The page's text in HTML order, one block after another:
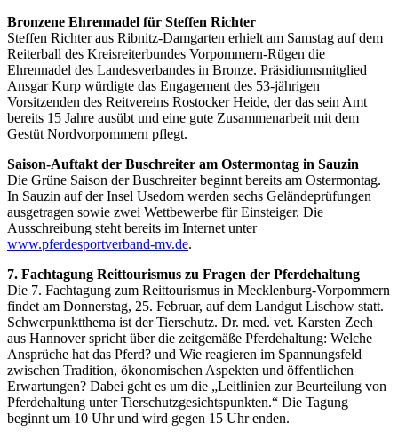
Bronzene Ehrennadel für Steffen Richter
Steffen Richter aus Ribnitz-Damgarten erhielt am Samstag auf dem
Reiterball des Kreisreiterbundes Vorpommern-Rügen die
Ehrennadel des Landesverbandes in Bronze. Präsidiumsmitglied
Ansgar Kurp würdigte das Engagement des 53-jährigen
Vorsitzenden des Reitvereins Rostocker Heide, der das sein Amt
bereits 15 Jahre ausübt und eine gute Zusammenarbeit mit dem
Gestüt Nordvorpommern pflegt.
Saison-Auftakt der Buschreiter am Ostermontag in Sauzin
Die Grüne Saison der Buschreiter beginnt bereits am Ostermontag.
In Sauzin auf der Insel Usedom werden sechs Geländeprüfungen
ausgetragen sowie zwei Wettbewerbe für Einsteiger. Die
Ausschreibung steht bereits im Internet unter
www.pferdesportverband-mv.de.
7. Fachtagung Reittourismus zu Fragen der Pferdehaltung
Die 7. Fachtagung zum Reittourismus in Mecklenburg-Vorpommern
findet am Donnerstag, 25. Februar, auf dem Landgut Lischow statt.
Schwerpunktthema ist der Tierschutz. Dr. med. vet. Karsten Zech
aus Hannover spricht über die zeitgemäße Pferdehaltung: Welche
Ansprüche hat das Pferd? und Wie reagieren im Spannungsfeld
zwischen Tradition, ökonomischen Aspekten und öffentlichen
Erwartungen? Dabei geht es um die „Leitlinien zur Beurteilung von
Pferdehaltung unter Tierschutzgesichtspunkten.“ Die Tagung
beginnt um 10 Uhr und wird gegen 15 Uhr enden.